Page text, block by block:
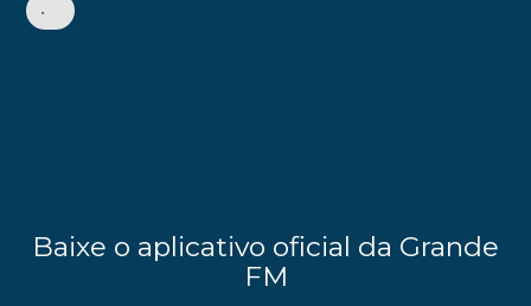
•
Baixe o aplicativo oficial da Grande
FM